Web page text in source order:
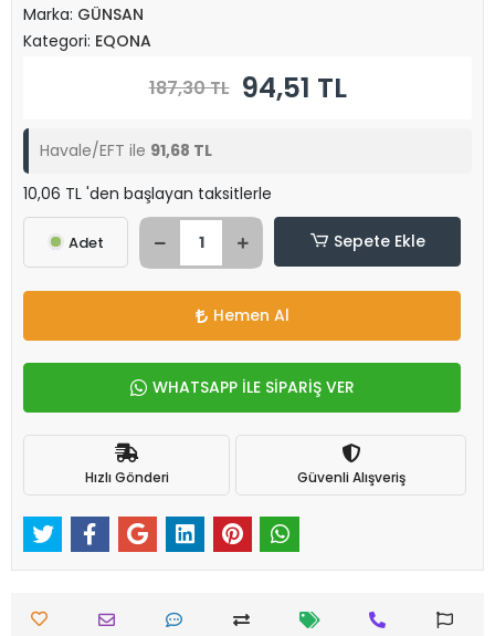
Marka: GÜNSAN
Kategori: EQONA
187,30 TL 94,51 TL
Havale/EFT ile 91,68 TL
10,06 TL 'den başlayan taksitlerle
Adet Sepete Ekle
Hemen Al
WHATSAPP İLE SİPARİŞ VER
Hızlı Gönderi Güvenli Alışveriş